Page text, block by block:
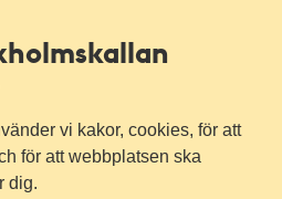
vi kakor, cookies, för att
för att webbplatsen ska
dig.